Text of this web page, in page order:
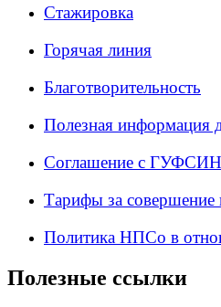
Стажировка
Горячая линия
Благотворительность
Полезная информация
Соглашение с ГУФСИН
Тарифы за совершение
Политика НПСо в
Полезные ссылки